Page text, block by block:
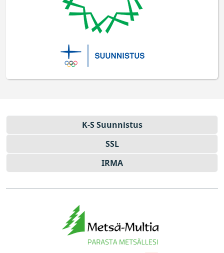
K-S Suun­nistus
SSL
IRMA